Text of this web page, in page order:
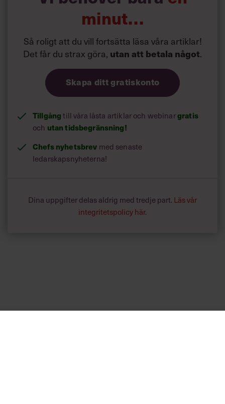
minut…
Så roligt att du vill fortsätta läsa våra artiklar!
Det får du strax göra, utan att betala något.
Skapa ditt gratiskonto
Tillgång till våra låsta artiklar och webinargratis
och utan tidsbegränsning!
Chefs nyhetsbrev med senaste
ledarskapsnyheterna!
Dina uppgifter delas aldrig med tredje part. Läs vår
integritetspolicy här.